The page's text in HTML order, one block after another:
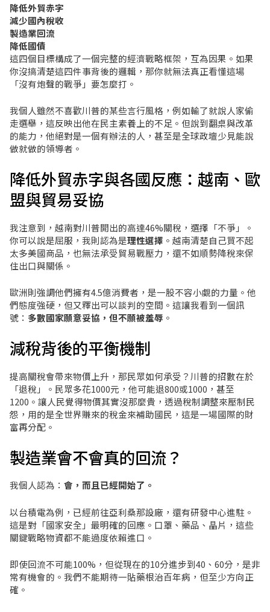
降低外貿赤字
減少國內稅收
製造業回流
降低國債
這四個目標構成了一個完整的經濟戰略框架，互為因果。如果
你沒搞清楚這四件事背後的邏輯，那你就無法真正看懂這場
「沒有炮聲的戰爭」要怎麼打。
我個人雖然不喜歡川普的某些言行風格，例如輸了就說人家偷
走選舉，這反映出他在民主素養上的不足。但說到翻桌與改革
的能力，他絕對是一個有辦法的人，甚至是全球政壇少見能說
做就做的領導者。
降低外貿赤字與各國反應：越南、歐
盟與貿易妥協
我注意到，越南對川普開出的高達46%關稅，選擇「不爭」。
你可以說是屈服，我則認為是理性選擇 。越南清楚自己買不起
太多美國商品，也無法承受貿易戰壓力，還不如順勢降稅來保
住出口與關係。
歐洲則強調他們擁有4.5億消費者，是一股不容小覷的力量。他
們態度強硬，但又釋出可以談判的空間。這讓我看到一個訊
號： 多數國家願意妥協，但不願被羞辱 。
減稅背後的平衡機制
提高關稅會帶來物價上升，那民眾如何承受？川普的招數在於
「退稅」。民眾多花1000元，他可能退800或1000，甚至
1200。讓人民覺得物價其實沒那麼貴，透過稅制調整來壓制民
怨，用的是全世界賺來的稅金來補助國民，這是一場國際的財
富再分配。
製造業會不會真的回流？
我個人認為： 會，而且已經開始了。
以台積電為例，已經前往亞利桑那設廠，還有研發中心進駐。
這是對「國家安全」最明確的回應。口罩、藥品、晶片，這些
關鍵戰略物資都不能過度依賴進口。
即使回流不可能100%，但從現在的10分進步到40、60分，是非
常有機會的。我們不能期待一貼藥根治百年病，但至少方向正
確。